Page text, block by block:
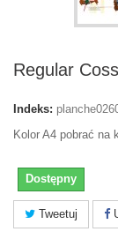
Regular
Indeks:
Kolor A4 pobrać na
Dostępny
Tweetuj